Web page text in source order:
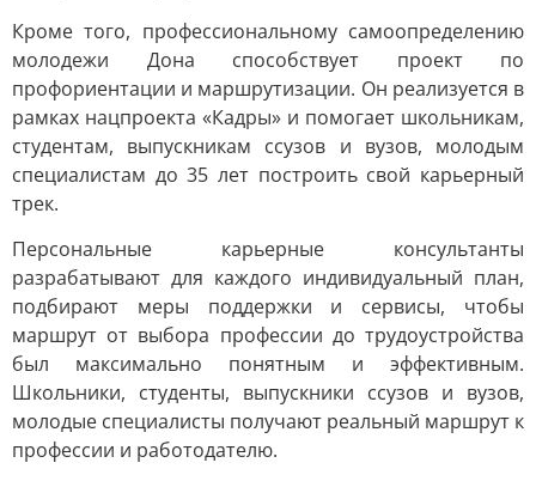
Кроме того, профессиональному самоопределению
молодежи Дона способствует проект по
профориентации и маршрутизации. Он реализуется в
рамках нацпроекта «Кадры» и помогает школьникам,
студентам, выпускникам ссузов и вузов, молодым
специалистам до 35 лет построить свой карьерный
трек.
Персональные карьерные консультанты
разрабатывают для каждого индивидуальный план,
подбирают меры поддержки и сервисы, чтобы
маршрут от выбора профессии до трудоустройства
был максимально понятным и эффективным.
Школьники, студенты, выпускники ссузов и вузов,
молодые специалисты получают реальный маршрут к
профессии и работодателю.